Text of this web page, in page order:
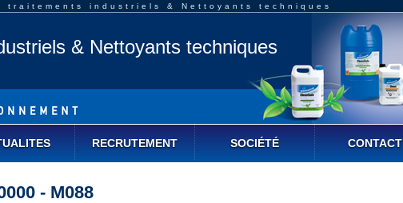
traitements industriels & Nettoyants techniques
& Nettoyants techniques
RECRUTEMENT SOCIÉTÉ CONTACT
- M088